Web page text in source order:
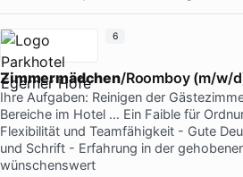
Zimmermädchen/Roomboy (m/w/
Ihre Aufgaben: Reinigen der
Bereiche im Hotel … Ein Faible für
Flexibilität und Teamfähigkeit - Gute
und Schrift - Erfahrung in der
wünschenswert
6